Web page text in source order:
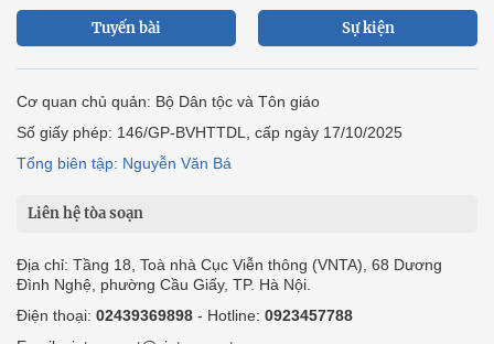
Tuyến bài Sự kiện
Cơ quan chủ quản: Bộ Dân tộc và Tôn giáo
Số giấy phép: 146/GP-BVHTTDL, cấp ngày 17/10/2025
Tổng biên tập: Nguyễn Văn Bá
Liên hệ tòa soạn
Địa chỉ: Tầng 18, Toà nhà Cục Viễn thông (VNTA), 68 Dương
Đình Nghệ, phường Cầu Giấy, TP. Hà Nội.
Điện thoại: 02439369898 - Hotline: 0923457788